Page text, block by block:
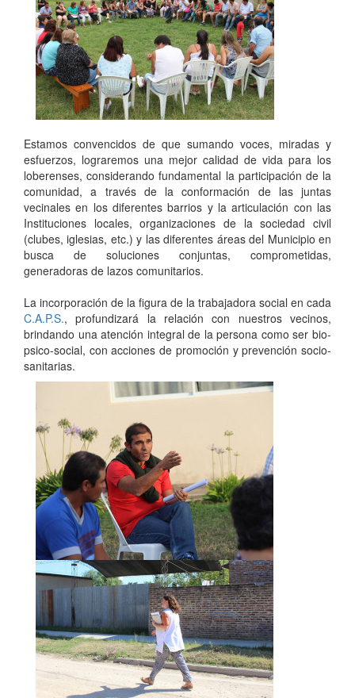
Estamos convencidos de que sumando voces, miradas y
esfuerzos, lograremos una mejor calidad de vida para los
loberenses, considerando fundamental la participación de la
comunidad, a través de la conformación de las juntas
vecinales en los diferentes barrios y la articulación con las
Instituciones locales, organizaciones de la sociedad civil
(clubes, iglesias, etc.) y las diferentes áreas del Municipio en
busca de soluciones conjuntas, comprometidas,
generadoras de lazos comunitarios.
La incorporación de la figura de la trabajadora social en cada
C.A.P.S., profundizará la relación con nuestros vecinos,
brindando una atención integral de la persona como ser bio-
psico-social, con acciones de promoción y prevención socio-
sanitarias.